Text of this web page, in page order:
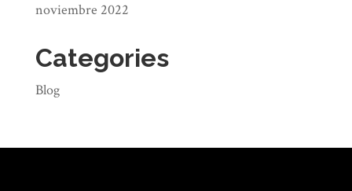
mismo y utilice la siguiente lista de
Dolores de cabeza
noviembre 2022
Categories
Blog